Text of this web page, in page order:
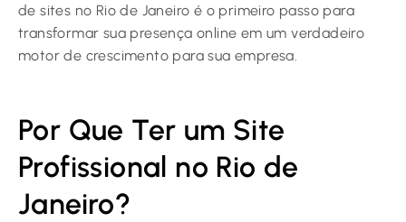
de sites no Rio de Janeiro é o primeiro passo para
transformar sua presença online em um verdadeiro
motor de crescimento para sua empresa.
Por Que Ter um Site
Profissional no Rio de
Janeiro?